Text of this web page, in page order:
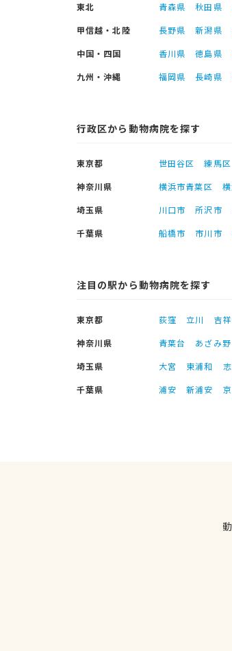
東北
青森県 秋田県
甲信越・北陸
長野県 新潟県
中国・四国
香川県 徳島県
九州・沖縄
福岡県 長崎県
行政区から動物病院を探す
東京都 世田谷区 練馬区
神奈川県
横浜市青葉区
埼玉県
川口市 所沢市
千葉県
船橋市 市川市
注目の駅から動物病院を探す
東京都 荻窪 立川 吉
神奈川県
青葉台 あざみ野
埼玉県
大宮 東浦和
千葉県
浦安 新浦安